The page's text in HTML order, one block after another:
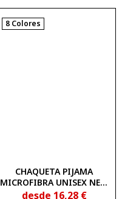
8 Colores
CHAQUETA PIJAMA
MICROFIBRA UNISEX NEW
WAVE UNIMUR COLORS
desde 16,28 €